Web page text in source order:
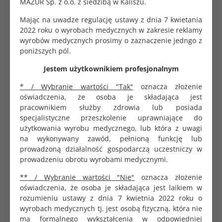
Mając na uwadze regulację ustawy z dnia 7 kwietania
2022 roku o wyrobach medycznych w zakresie reklamy
wyrobów medycznych prosimy o zaznaczenie jedngo z
poniższych pól.
Jestem użytkownikiem profesjonalnym
* / Wybranie wartości "Tak" oznacza złożenie
oświadczenia, że osoba je składająca jest
pracownikiem służby zdrowia lub posiada
specjalistyczne przeszkolenie uprawniające do
użytkowania wyrobu medycznego, lub która z uwagi
na wykonywany zawód, pełnioną funkcję lub
prowadzoną działalność gospodarczą uczestniczy w
prowadzeniu obrotu wyrobami medycznymi.
** / Wybranie wartości "Nie" oznacza złożenie
oświadczenia, że osoba je składająca jest laikiem w
rozumieniu ustawy z dnia 7 kwietnia 2022 roku o
wyrobach medycznych tj. jest osobą fizyczną, która nie
ma formalnego wykształcenia w odpowiedniej
Patyczki higieniczne z ogranicznikiem 100%
bawełna 60 szt. Akuku
7.39 zł
Pałeczki drewniane 23cm do wymazów duży wacik
L 24mm niesterylne op. 25 szt.
12.96 zł
Pojemnik na formalinę 30ml
miejscu niewidocznym i niedostępnym dla dzieci.
Składniki
Aqua, Hydrogen Peroxide, Sodium Benzoate.